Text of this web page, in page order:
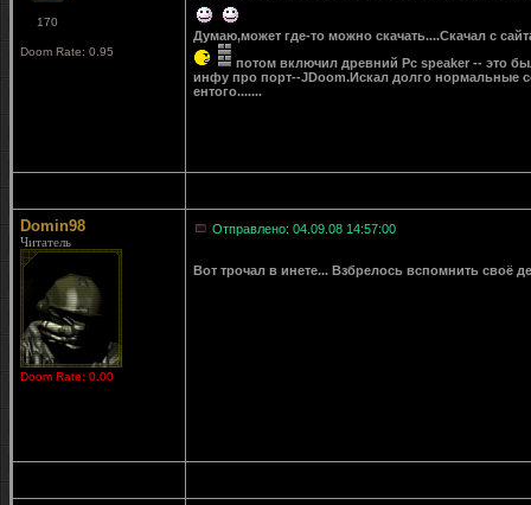
170
Doom Rate: 0.95
Думаю,может где-то можно скачать....Скачал с
потом включил древний Pc speaker -- это
инфу про порт--JDoom.Искал долго нормальные
ентого.......
Domin98
Читатель
Doom Rate: 0.00
Отправлено: 04.09.08 14:57:00
Вот трочал в инете... Взбрелось вспомнить своё